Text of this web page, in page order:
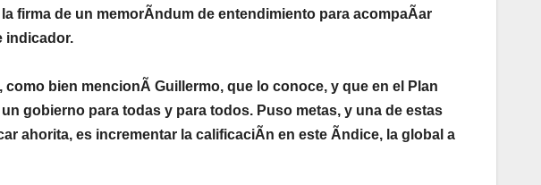
firma de un memorÃndum de entendimiento para acompaÃar
indicador.
bien mencionÃ Guillermo, que lo conoce, y que en el Plan
gobierno para todas y para todos. Puso metas, y una de estas
ahorita, es incrementar la calificaciÃn en este Ãndice, la global a